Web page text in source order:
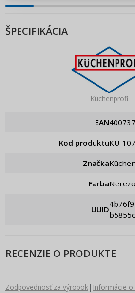
ŠPECIFIKÁCIA
Küchenprofi
EAN
Kod produktu KU-
Značka
Farba
UUID
4b76f9f7-f25c-448f-890b-
RECENZIE O PRODUKTE
Zodpovednosť za výrobok| Informácie o
Pripomenutie